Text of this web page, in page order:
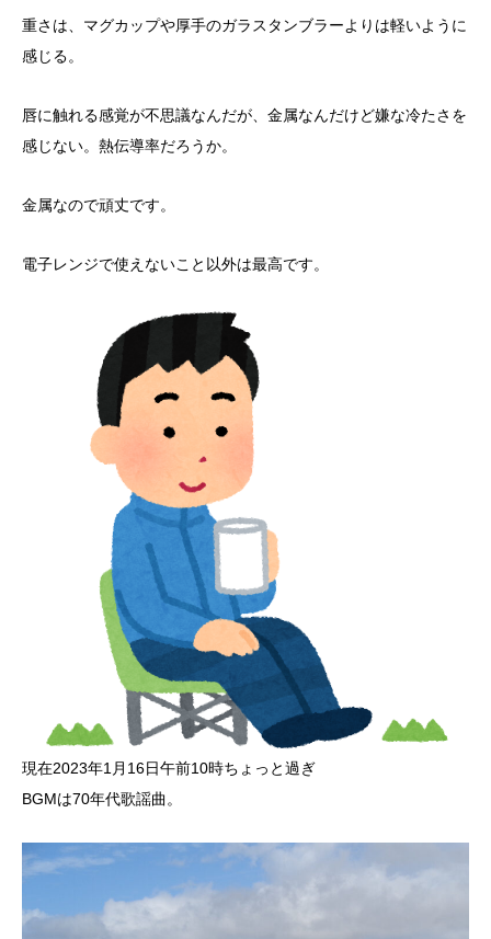
重さは、マグカップや厚手のガラスタンブラーよりは軽いように
感じる。
唇に触れる感覚が不思議なんだが、金属なんだけど嫌な冷たさを
感じない。熱伝導率だろうか。
金属なので頑丈です。
電子レンジで使えないこと以外は最高です。
現在2023年1月16日午前10時ちょっと過ぎ
BGMは70年代歌謡曲。